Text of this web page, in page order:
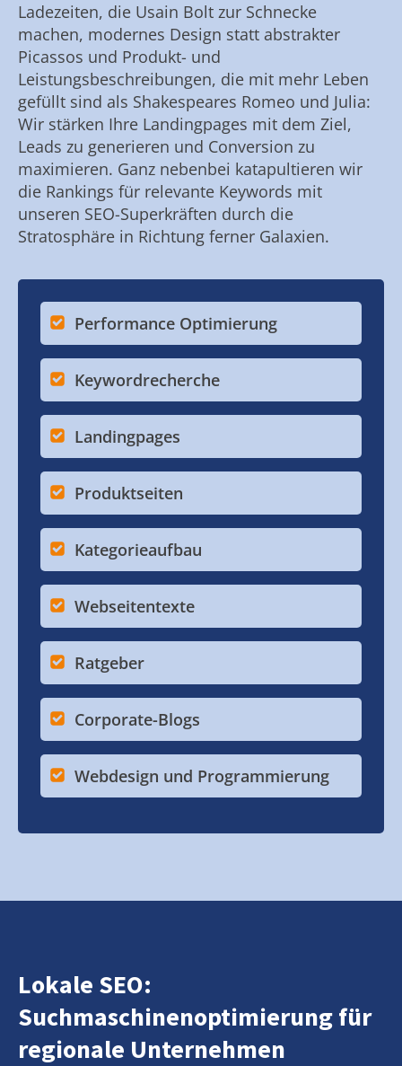
Ladezeiten, die Usain Bolt zur Schnecke
machen, modernes Design statt abstrakter
Picassos und Produkt- und
Leistungsbeschreibungen, die mit mehr Leben
gefüllt sind als Shakespeares Romeo und Julia:
Wir stärken Ihre Landingpages mit dem Ziel,
Leads zu generieren und Conversion zu
maximieren. Ganz nebenbei katapultieren wir
die Rankings für relevante Keywords mit
unseren SEO-Superkräften durch die
Stratosphäre in Richtung ferner Galaxien.
Performance Optimierung
Keywordrecherche
Landingpages
Produktseiten
Kategorieaufbau
Webseitentexte
Ratgeber
Corporate-Blogs
Webdesign und Programmierung
Lokale SEO:
Suchmaschinenoptimierung für
regionale Unternehmen